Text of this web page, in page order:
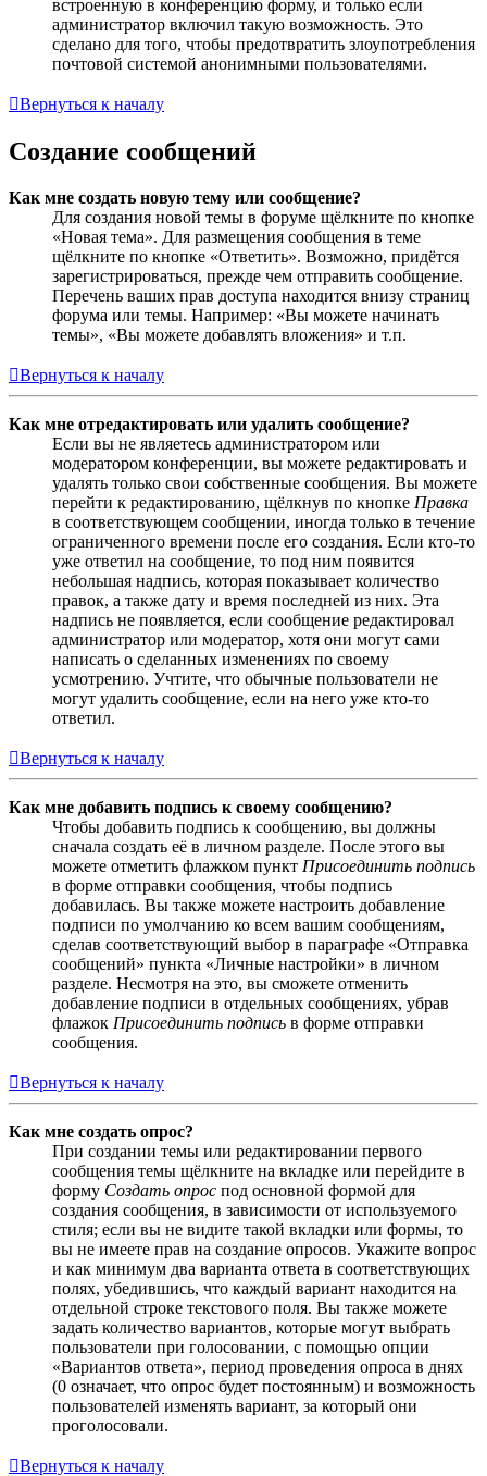
встроенную в конференцию форму, и только если
администратор включил такую возможность. Это
сделано для того, чтобы предотвратить злоупотребления
почтовой системой анонимными пользователями.
Вернуться к началу
Создание сообщений
Как мне создать новую тему или сообщение?
Для создания новой темы в форуме щёлкните по кнопке
«Новая тема». Для размещения сообщения в теме
щёлкните по кнопке «Ответить». Возможно, придётся
зарегистрироваться, прежде чем отправить сообщение.
Перечень ваших прав доступа находится внизу страниц
форума или темы. Например: «Вы можете начинать
темы», «Вы можете добавлять вложения» и т.п.
Вернуться к началу
Как мне отредактировать или удалить сообщение?
Если вы не являетесь администратором или
модератором конференции, вы можете редактировать и
удалять только свои собственные сообщения. Вы можете
перейти к редактированию, щёлкнув по кнопке Правка
в соответствующем сообщении, иногда только в течение
ограниченного времени после его создания. Если кто-то
уже ответил на сообщение, то под ним появится
небольшая надпись, которая показывает количество
правок, а также дату и время последней из них. Эта
надпись не появляется, если сообщение редактировал
администратор или модератор, хотя они могут сами
написать о сделанных изменениях по своему
усмотрению. Учтите, что обычные пользователи не
могут удалить сообщение, если на него уже кто-то
ответил.
Вернуться к началу
Как мне добавить подпись к своему сообщению?
Чтобы добавить подпись к сообщению, вы должны
сначала создать её в личном разделе. После этого вы
можете отметить флажком пункт Присоединить подпись
в форме отправки сообщения, чтобы подпись
добавилась. Вы также можете настроить добавление
подписи по умолчанию ко всем вашим сообщениям,
сделав соответствующий выбор в параграфе «Отправка
сообщений» пункта «Личные настройки» в личном
разделе. Несмотря на это, вы сможете отменить
добавление подписи в отдельных сообщениях, убрав
флажок Присоединить подпись в форме отправки
сообщения.
Вернуться к началу
Как мне создать опрос?
При создании темы или редактировании первого
сообщения темы щёлкните на вкладке или перейдите в
форму Создать опрос под основной формой для
создания сообщения, в зависимости от используемого
стиля; если вы не видите такой вкладки или формы, то
вы не имеете прав на создание опросов. Укажите вопрос
и как минимум два варианта ответа в соответствующих
полях, убедившись, что каждый вариант находится на
отдельной строке текстового поля. Вы также можете
задать количество вариантов, которые могут выбрать
пользователи при голосовании, с помощью опции
«Вариантов ответа», период проведения опроса в днях
(0 означает, что опрос будет постоянным) и возможность
пользователей изменять вариант, за который они
проголосовали.
Вернуться к началу